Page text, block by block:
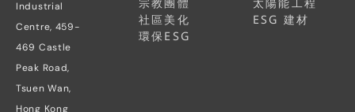
Industrial
Centre, 459-
469 Castle
Peak Road,
Tsuen Wan,
Hong Kong
社區美化
環保ESG
ESG 建材